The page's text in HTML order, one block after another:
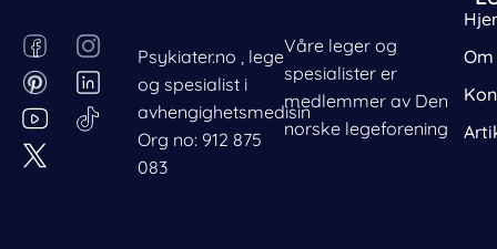
Psykiater.no , lege
og spesialist i
avhengighetsmedisin
Org no: 912 875
083
Våre leger og
spesialister er
medlemmer av Den
norske legeforening
F
a
c
e
b
o
I
n
s
t
P
i
n
t
e
r
L
i
n
k